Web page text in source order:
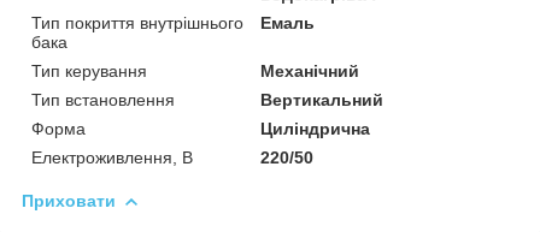
Тип покриття внутрішнього
бака
Емаль
Тип керування
Механічний
Тип встановлення
Вертикальний
Форма
Циліндрична
Електроживлення, В
220/50
Приховати